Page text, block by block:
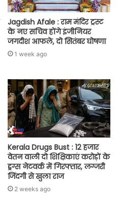
Jagdish Afale : राम मंदिर ट्रस्ट
के नए सचिव होंगे इंजीनियर
जगदीश आफले, दो सितंबर घोषणा
1 week ago
Kerala Drugs Bust : 12 हजार
वेतन वाली दो शिक्षिकाएं करोड़ों के
ड्रग्स नेटवर्क में गिरफ्तार, लग्जरी
जिंदगी से खुला राज
2 weeks ago